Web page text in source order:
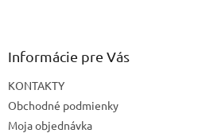
Informácie pre Vás
KONTAKTY
Obchodné podmienky
Moja objednávka